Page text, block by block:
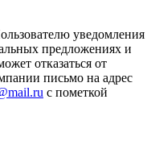
уведомления
предложениях и
отказаться от
письмо на адрес
с пометкой